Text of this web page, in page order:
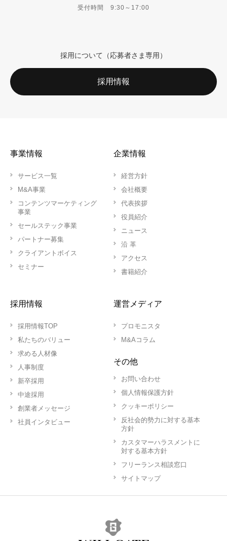
受付時間 9:30～17:00
採用について（応募者さま専用）
採用情報
事業情報
サービス一覧
M&A事業
コンテンツマーケティング
事業
セールステック事業
パートナー募集
クライアントボイス
セミナー
企業情報
経営方針
会社概要
代表挨拶
役員紹介
ニュース
沿 革
アクセス
書籍紹介
採用情報
採用情報TOP
私たちのバリュー
求める人材像
人事制度
新卒採用
中途採用
創業者メッセージ
社員インタビュー
運営メディア
プロモニスタ
M&Aコラム
その他
お問い合わせ
個人情報保護方針
クッキーポリシー
反社会的勢力に対する基本
方針
カスタマーハラスメントに
対する基本方針
フリーランス相談窓口
サイトマップ